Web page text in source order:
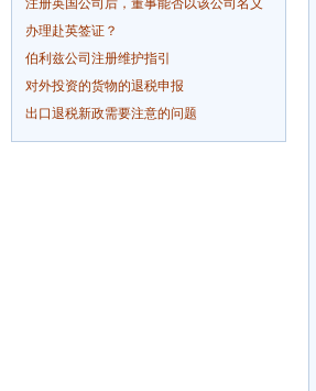
注册英国公司后，董事能否以该公司名义
办理赴英签证？
伯利兹公司注册维护指引
对外投资的货物的退税申报
出口退税新政需要注意的问题